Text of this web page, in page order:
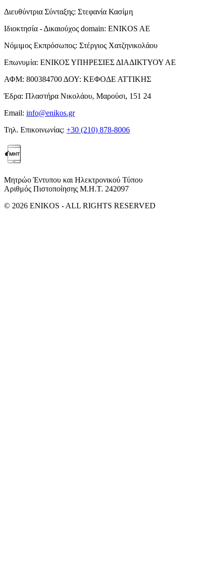
Διευθύντρια Σύνταξης: Στεφανία Κασίμη
Ιδιοκτησία - Δικαιούχος domain: ENIKOS AE
Νόμιμος Εκπρόσωπος: Στέργιος Χατζηνικολάου
Επωνυμία: ΕΝΙΚΟΣ ΥΠΗΡΕΣΙΕΣ ΔΙΑΔΙΚΤΥΟΥ ΑΕ
ΑΦΜ: 800384700 ΔΟΥ: ΚΕΦΟΔΕ ΑΤΤΙΚΗΣ
Έδρα: Πλαστήρα Νικολάου, Μαρούσι, 151 24
Email: info@enikos.gr
Τηλ. Επικοινωνίας: +30 (210) 878-8006
Μητρώο Έντυπου και Ηλεκτρονικού Τύπου
Αριθμός Πιστοποίησης Μ.Η.Τ. 242097
© 2026 ENIKOS - ALL RIGHTS RESERVED